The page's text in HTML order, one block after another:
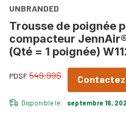
UNBRANDED
Trousse de poignée
compacteur
(Qté = 1 poignée)
PDSF 549,99$
Disponible le: septembre 16,